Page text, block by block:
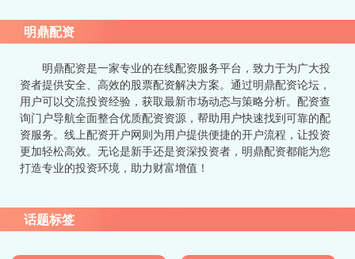
明鼎配资
明鼎配资是一家专业的在线配资服务平台，致力于为广大投
资者提供安全、高效的股票配资解决方案。通过明鼎配资论坛，
用户可以交流投资经验，获取最新市场动态与策略分析。配资查
询门户导航全面整合优质配资资源，帮助用户快速找到可靠的配
资服务。线上配资开户网则为用户提供便捷的开户流程，让投资
更加轻松高效。无论是新手还是资深投资者，明鼎配资都能为您
打造专业的投资环境，助力财富增值！
话题标签